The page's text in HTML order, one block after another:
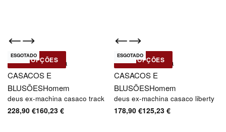
Novo -30% OFF
ESGOTADO
VER OPÇÕES
Deus Ex-Machina
CASACOS E
BLUSÕESHomem
deus ex-machina casaco track
228,90 €160,23 €
Novo -30% OFF
ESGOTADO
VER OPÇÕES
Deus Ex-Machina
CASACOS E
BLUSÕESHomem
deus ex-machina casaco liberty
178,90 €125,23 €